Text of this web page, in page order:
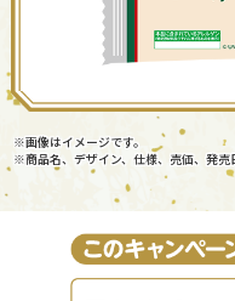
※画像はイメージです。
※商品名、デザイン、仕様、売価、発売